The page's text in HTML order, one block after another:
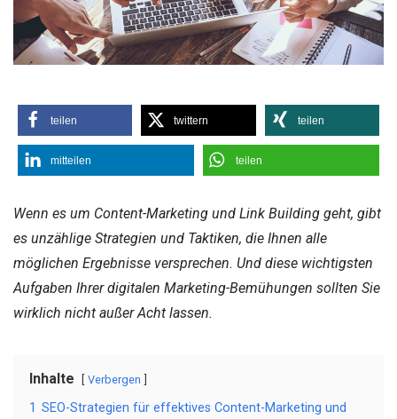
teilen twittern teilen
mitteilen teilen
Wenn es um Content-Marketing und Link Building geht, gibt
es unzählige Strategien und Taktiken, die Ihnen alle
möglichen Ergebnisse versprechen. Und diese wichtigsten
Aufgaben Ihrer digitalen Marketing-Bemühungen sollten Sie
wirklich nicht außer Acht lassen.
Inhalte Verbergen
1 SEO-Strategien für effektives Content-Marketing und